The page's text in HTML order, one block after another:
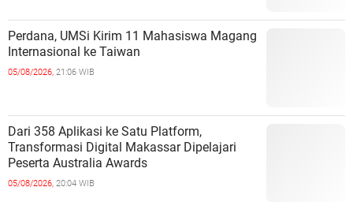
Perdana, UMSi Kirim 11 Mahasiswa Magang
Internasional ke Taiwan
05/08/2026, 21:06 WIB
Dari 358 Aplikasi ke Satu Platform,
Transformasi Digital Makassar Dipelajari
Peserta Australia Awards
05/08/2026, 20:04 WIB